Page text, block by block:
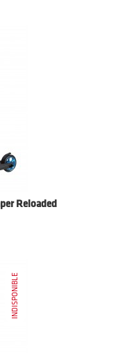
Reloaded
INDISPONIBLE